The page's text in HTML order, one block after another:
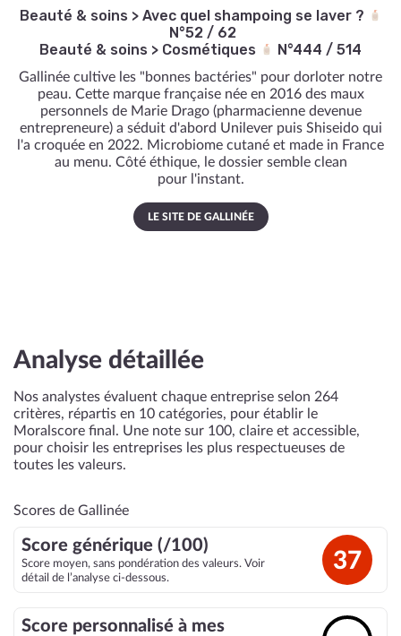
Beauté & soins> Avec quel shampoing se laver ?
N°52 / 62
Beauté & soins > Cosmétiques N°444 / 514
Gallinée cultive les "bonnes bactéries" pour dorloter notre
peau. Cette marque française née en 2016 des maux
personnels de Marie Drago (pharmacienne devenue
entrepreneure) a séduit d'abord Unilever puis Shiseido qui
l'a croquée en 2022. Microbiome cutané et made in France
au menu. Côté éthique, le dossier semble clean
pour l'instant.
LE SITE DE GALLINÉE
Analyse détaillée
Nos analystes évaluent chaque entreprise selon 264
critères, répartis en 10 catégories, pour établir le
Moralscore final. Une note sur 100, claire et accessible,
pour choisir les entreprises les plus respectueuses de
toutes les valeurs.
Scores de Gallinée
Score générique (/100)
Score moyen, sans pondération des valeurs. Voir
détail de l’analyse ci-dessous.
37
Score personnalisé à mes